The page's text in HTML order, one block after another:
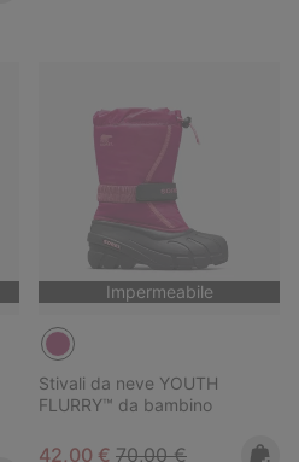
Impermeabile
Stivali da neve YOUTH
FLURRY™ da bambino
Sale price:
42,00 € Regular price:
70,00 €